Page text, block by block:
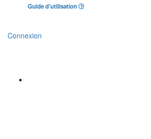
Guide d'utilisation
Connexion